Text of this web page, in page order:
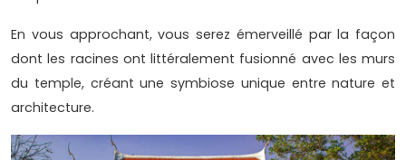
En vous approchant, vous serez émerveillé par la façon
dont les racines ont littéralement fusionné avec les murs
du temple, créant une symbiose unique entre nature et
architecture.